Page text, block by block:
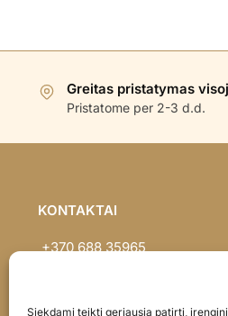
Siekdami teikti geriausią patirtį,
Greitas pristatymas
Pristatome per 2-3 d.d.
KONTAKTAI
+370 688 35965